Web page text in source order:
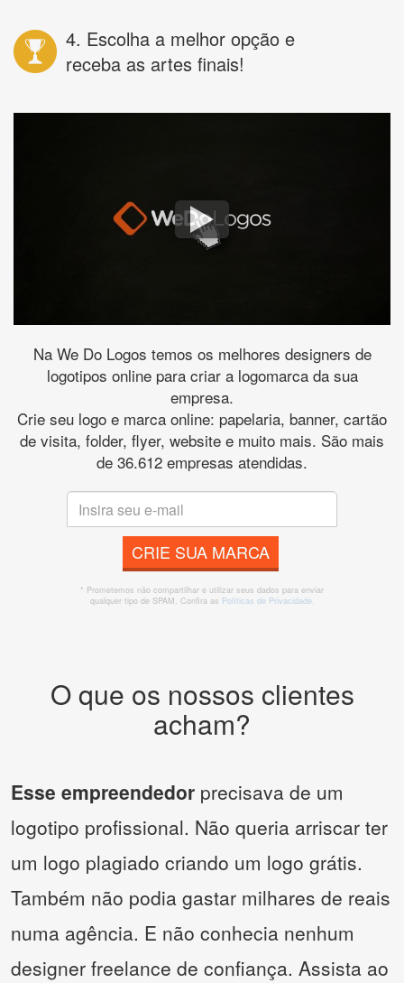
4. Escolha a melhor opção e
receba as artes finais!
Na We Do Logos temos os melhores designers de
logotipos online para criar a logomarca da sua
empresa.
Crie seu logo e marca online: papelaria, banner, cartão
de visita, folder, flyer, website e muito mais. São mais
de 36.612 empresas atendidas.
CRIE SUA MARCA
* Prometemos não compartilhar e utilizar seus dados para enviar
qualquer tipo de SPAM. Confira as Políticas de Privacidade.
O que os nossos clientes
acham?
Esse empreendedor precisava de um
logotipo profissional. Não queria arriscar ter
um logo plagiado criando um logo grátis.
Também não podia gastar milhares de reais
numa agência. E não conhecia nenhum
designer freelance de confiança. Assista ao